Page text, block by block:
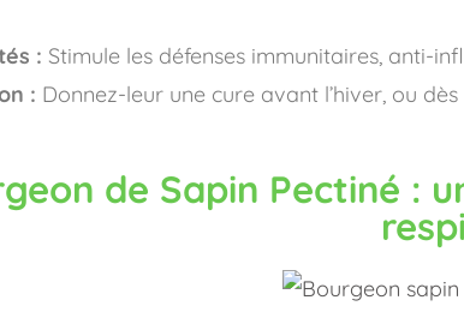
: Stimule les défenses immunitaires, anti-
: Donnez-leur une cure avant l’hiver, ou
de Sapin Pectiné :